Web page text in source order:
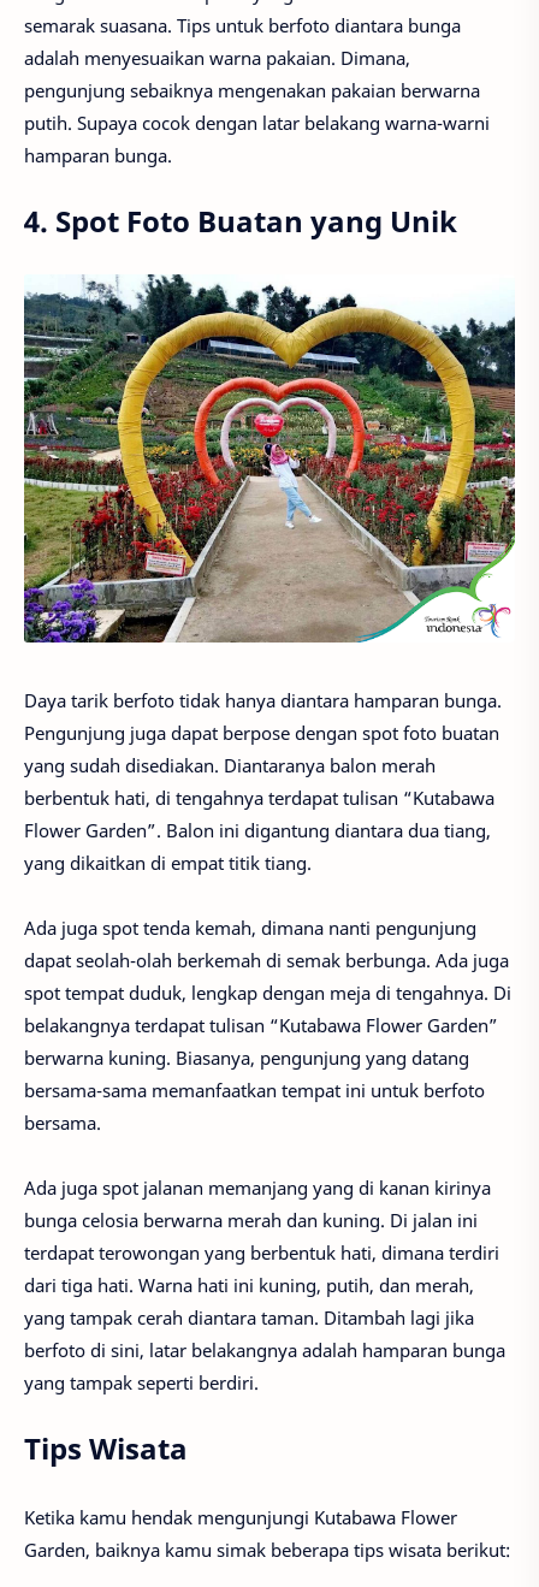
semarak suasana. Tips untuk berfoto diantara bunga
adalah menyesuaikan warna pakaian. Dimana,
pengunjung sebaiknya mengenakan pakaian berwarna
putih. Supaya cocok dengan latar belakang warna-warni
hamparan bunga.
4. Spot Foto Buatan yang Unik
Daya tarik berfoto tidak hanya diantara hamparan bunga.
Pengunjung juga dapat berpose dengan spot foto buatan
yang sudah disediakan. Diantaranya balon merah
berbentuk hati, di tengahnya terdapat tulisan “Kutabawa
Flower Garden”. Balon ini digantung diantara dua tiang,
yang dikaitkan di empat titik tiang.
Ada juga spot tenda kemah, dimana nanti pengunjung
dapat seolah-olah berkemah di semak berbunga. Ada juga
spot tempat duduk, lengkap dengan meja di tengahnya. Di
belakangnya terdapat tulisan “Kutabawa Flower Garden”
berwarna kuning. Biasanya, pengunjung yang datang
bersama-sama memanfaatkan tempat ini untuk berfoto
bersama.
Ada juga spot jalanan memanjang yang di kanan kirinya
bunga celosia berwarna merah dan kuning. Di jalan ini
terdapat terowongan yang berbentuk hati, dimana terdiri
dari tiga hati. Warna hati ini kuning, putih, dan merah,
yang tampak cerah diantara taman. Ditambah lagi jika
berfoto di sini, latar belakangnya adalah hamparan bunga
yang tampak seperti berdiri.
Tips Wisata
Ketika kamu hendak mengunjungi Kutabawa Flower
Garden, baiknya kamu simak beberapa tips wisata berikut: